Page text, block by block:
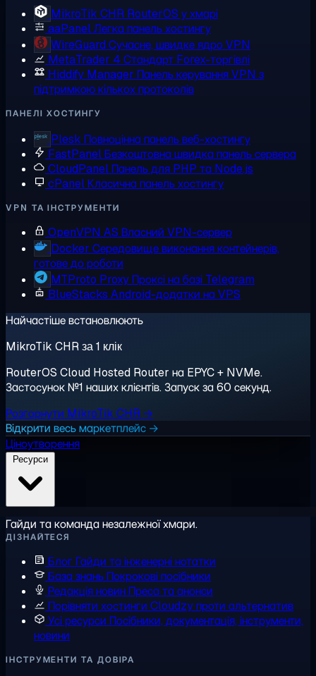
MikroTik CHR RouterOS у хмарі
aaPanelЛегка панель хостингу
WireGuard Сучасне, швидке ядро VPN
MetaTrader 4 Стандарт Forex-торгівлі
Hiddify Manager Панель керування VPN з
підтримкою кількох протоколів
ПАНЕЛІ ХОСТИНГУ
Plesk Повноцінна панель веб-хостингу
FastPanelБезкоштовна швидка панель сервера
CloudPanel Панель для PHP та Node.js
cPanelКласична панель хостингу
VPN ТА ІНСТРУМЕНТИ
OpenVPN AS Власний VPN-сервер
Docker Середовище виконання контейнерів,
готове до роботи
MTProto Proxy Проксі на базі Telegram
BlueStacks Android-додатки на VPS
Найчастіше встановлюють
MikroTik CHR за 1 клік
RouterOS Cloud Hosted Router на EPYC + NVMe.
Застосунок №1 наших клієнтів. Запуск за 60 секунд.
Розгорнути MikroTik CHR →
Відкрити весь маркетплейс →
Ціноутворення
Гайди та команда незалежної хмари.
ДІЗНАЙТЕСЯ
Блог Гайди та інженерні нотатки
База знань Покрокові посібники
Редакція новин Преса та анонси
Порівняти хостинги Cloudzy проти альтернатив
Усі ресурси Посібники, документація, інструменти,
новини
ІНСТРУМЕНТИ ТА ДОВІРА